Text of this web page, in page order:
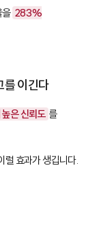
을 283%
를 이긴다
은 신뢰도 를
럴 효과가 생깁니다.